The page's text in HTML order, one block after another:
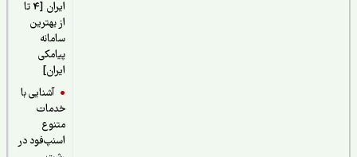
ایران [4 تا
از بهترین
سامانه
پیامکی
آشنایی با
خدمات
اسنپ‌فود در